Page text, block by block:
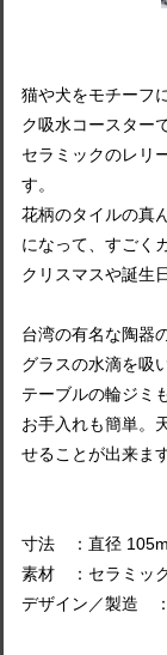
猫や犬をモチーフ
ク吸水コースター
セラミックのレリ
す。
花柄のタイルの真
になって、すごく
クリスマスや誕生
台湾の有名な陶器
グラスの水滴を吸
テーブルの輪ジミ
お手入れも簡単。
せることが出来ます
寸法 ：直径
素材 ：セラミッ
デザイン／製造 ：